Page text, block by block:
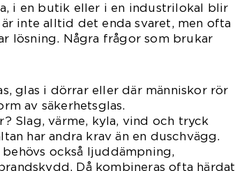
i en butik eller i en industrilokal blir
inte alltid det enda svaret, men ofta
lösning. Några frågor som brukar
glas i dörrar eller där människor rör
av säkerhetsglas.
Slag, värme, kyla, vind och tryck
har andra krav än en duschvägg.
också ljuddämpning,
Då kombineras ofta härdat